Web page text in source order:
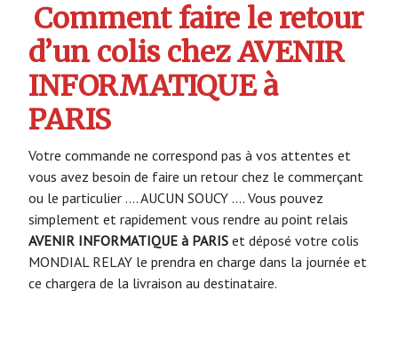
Comment faire le retour
d’un colis chez AVENIR
INFORMATIQUE à
PARIS
Votre commande ne correspond pas à vos attentes et
vous avez besoin de faire un retour chez le commerçant
ou le particulier …. AUCUN SOUCY …. Vous pouvez
simplement et rapidement vous rendre au point relais
AVENIR INFORMATIQUE à PARIS et déposé votre colis
MONDIAL RELAY le prendra en charge dans la journée et
ce chargera de la livraison au destinataire.